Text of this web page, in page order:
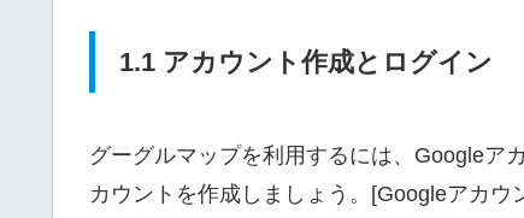
1.1 アカウント作成とログイン
グーグルマップを利用するには、Googleア
カウントを作成しましょう。[Googleアカ